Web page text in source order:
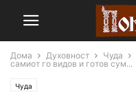
Дома Духовност Чуда
самиот го видов и готов сум...
Чуда